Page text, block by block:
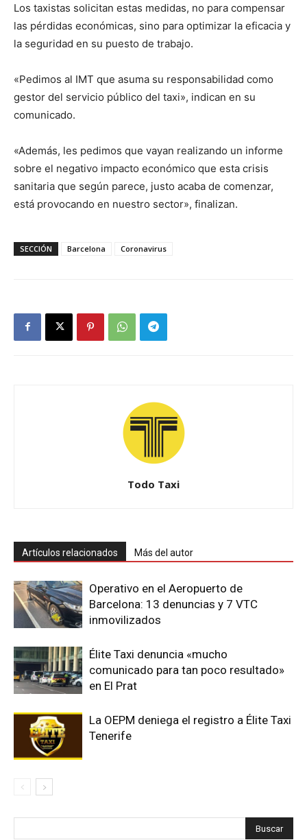
Los taxistas solicitan estas medidas, no para compensar
las pérdidas económicas, sino para optimizar la eficacia y
la seguridad en su puesto de trabajo.
«Pedimos al IMT que asuma su responsabilidad como
gestor del servicio público del taxi», indican en su
comunicado.
«Además, les pedimos que vayan realizando un informe
sobre el negativo impacto económico que esta crisis
sanitaria que según parece, justo acaba de comenzar,
está provocando en nuestro sector», finalizan.
SECCIÓN Barcelona Coronavirus
Todo Taxi
Artículos relacionados Más del autor
Operativo en el Aeropuerto de
Barcelona: 13 denuncias y 7 VTC
inmovilizados
Élite Taxi denuncia «mucho
comunicado para tan poco resultado»
en El Prat
La OEPM deniega el registro a Élite Taxi
Tenerife